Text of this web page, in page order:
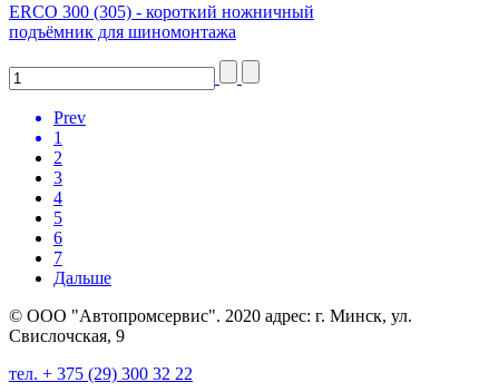
ERCO 300 (305) - короткий ножничный
подъёмник для шиномонтажа
Prev
1
2
3
4
5
6
7
Дальше
© ООО "Автопромсервис". 2020 адрес: г. Минск, ул.
Свислочская, 9
тел. + 375 (29) 300 32 22